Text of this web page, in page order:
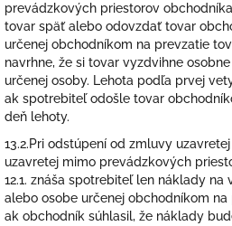
prevádzkových priestorov
tovar späť alebo odovzdať tovar
určenej obchodníkom na prevzatie
navrhne, že si tovar vyzdvihne
určenej osoby. Lehota podľa prvej
ak spotrebiteľ odošle tovar
deň lehoty.
13.2.Pri odstúpení od zmluvy
uzavretej mimo prevádzkových
12.1. znáša spotrebiteľ len náklady
alebo osobe určenej obchodníkom
ak obchodník súhlasil, že náklady